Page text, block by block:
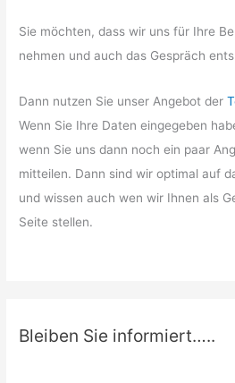
Sie möchten, dass wir uns für Ihre
nehmen und auch das Gespräch
Dann nutzen Sie unser Angebot der
Wenn Sie Ihre Daten eingegeben
wenn Sie uns dann noch ein paar
mitteilen. Dann sind wir optimal auf
und wissen auch wen wir Ihnen als
Seite stellen.
Bleiben Sie informiert…..